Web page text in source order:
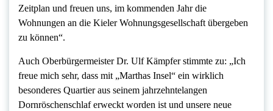
Zeitplan und freuen uns, im kommenden Jahr die
Wohnungen an die Kieler Wohnungsgesellschaft übergeben
zu können“.
Auch Oberbürgermeister Dr. Ulf Kämpfer stimmte zu: „Ich
freue mich sehr, dass mit „Marthas Insel“ ein wirklich
besonderes Quartier aus seinem jahrzehntelangen
Dornröschenschlaf erweckt worden ist und unsere neue